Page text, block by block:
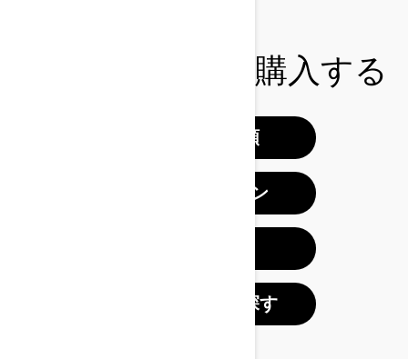
すべての車両を購入する
見積もり依頼
プロモーション
ディーラーを探す